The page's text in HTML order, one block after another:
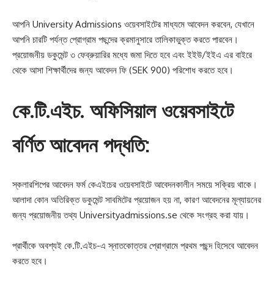
আপনি University Admissions ওয়েবসাইটের মাধ্যমে আবেদন করবেন, যেখানে
আপনি চারটি পর্যন্ত প্রোগ্রাম পছন্দের ক্রমানুসারে তালিকাভুক্ত করতে পারবেন।
প্রয়োজনীয় ডকুমেন্ট ৩ ফেব্রুয়ারির মধ্যে জমা দিতে হবে এবং ইইউ/ইইএ এর বাইরে
থেকে আসা শিক্ষার্থীদের জন্য আবেদন ফি (SEK 900) পরিশোধ করতে হবে।
কে.টি.এইচ. অফিসিয়াল ওয়েবসাইটে
বর্ণিত আবেদন পদ্ধতি:
স্কলারশিপের আবেদন ফর্ম কেএইচের ওয়েবসাইটে আবেদনকালীন সময়ে সক্রিয় থাকে।
আলাদা কোন অতিরিক্ত ডকুমেন্ট সাবমিটের প্রয়োজন হয় না, কারণ আবেদনের মূল্যায়নের
জন্য প্রয়োজনীয় তথ্য Universityadmissions.se থেকে সংগ্রহ করা যায়।
প্রার্থীকে অবশ্যই কে.টি.এইচ-এ স্নাতকোত্তর প্রোগ্রামে প্রথম পছন্দ হিসেবে আবেদন
করতে হবে।